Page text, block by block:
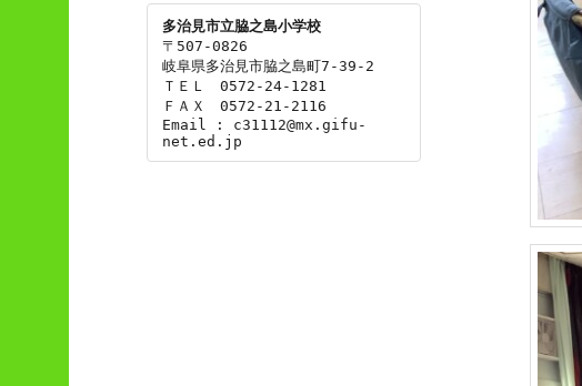
多治見市立脇之島小学校
〒507-0826
岐阜県多治見市脇之島町7-39-2
ＴＥＬ　0572-24-1281
ＦＡＸ　0572-21-2116
Email : c31112@mx.gifu-
net.ed.jp